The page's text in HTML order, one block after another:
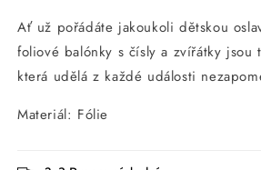
zpět
zpět
Ať už pořádáte jakoukoli dětskou
foliové balónky s čísly a zvířátky jsou
která udělá z každé události
Materiál: Fólie